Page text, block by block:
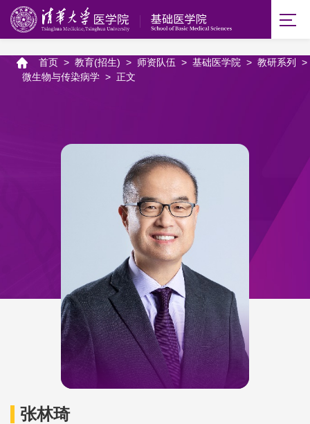
首页 > 教育(招生) > 师资队伍 > 基础医学院 > 教研系列
>
微生物与传染病学 > 正文
张林琦